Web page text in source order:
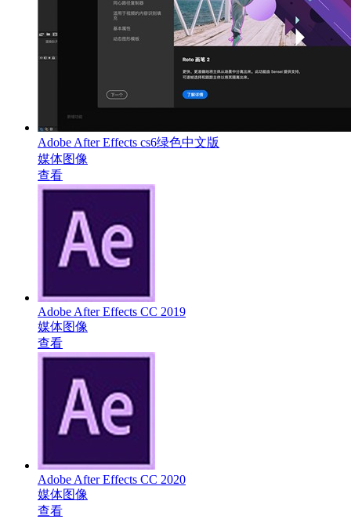
Adobe After Effects cs6绿色中文版
媒体图像
查看
Adobe After Effects CC 2019
媒体图像
查看
Adobe After Effects CC 2020
媒体图像
查看